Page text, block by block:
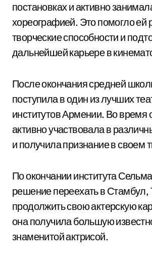
постановках и активно
хореографией. Это помогло ей
творческие способности и
дальнейшей карьере в
После окончания средней
поступила в один из лучших
институтов Армении. Во время
активно участвовала в
и получила признание в своем
По окончании института
решение переехать в Стамбул,
продолжить свою актерскую
она получила большую
знаменитой актрисой.